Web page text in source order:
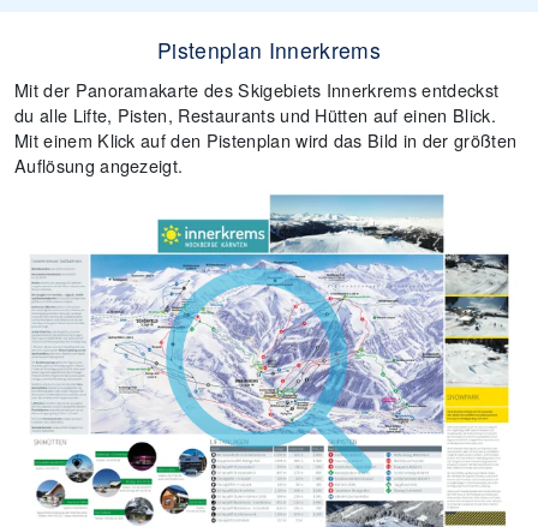
Pistenplan Innerkrems
Mit der Panoramakarte des Skigebiets Innerkrems entdeckst
du alle Lifte, Pisten, Restaurants und Hütten auf einen Blick.
Mit einem Klick auf den Pistenplan wird das Bild in der größten
Auflösung angezeigt.